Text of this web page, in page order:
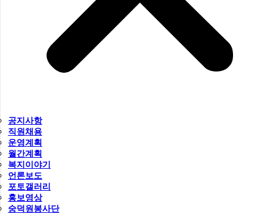
공지사항
직원채용
운영계획
월간계획
복지이야기
언론보도
포토갤러리
홍보영상
숭덕원봉사단